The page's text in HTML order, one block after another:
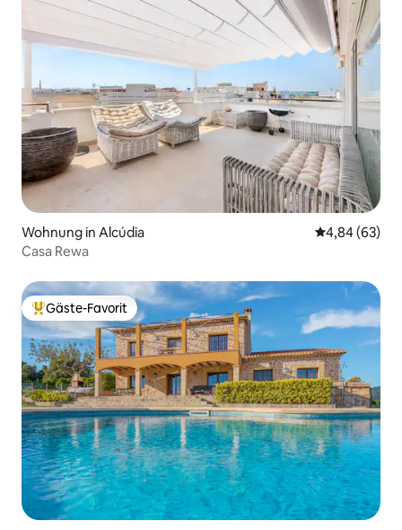
Wohnung in Alcúdia
4,84 (63)
Casa Rewa
Beliebter Gäste-Favorit.
Gäste-Favorit